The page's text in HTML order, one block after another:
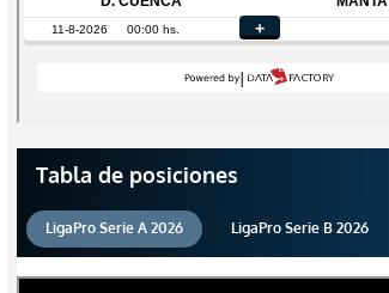
Tabla de posiciones
LigaPro Serie A 2026 LigaPro Serie B 2026